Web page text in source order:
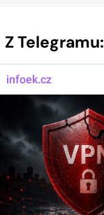
Z Telegramu: